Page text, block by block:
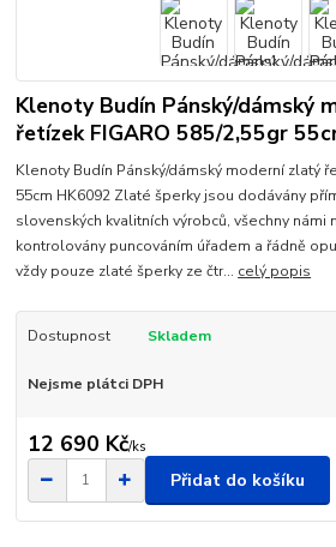
Klenoty Budín Pánský/dámský
řetízek FIGARO 585/2,55gr
Klenoty Budín Pánský/dámský moderní zlatý
55cm HK6092 Zlaté šperky jsou dodávány
slovenských kvalitních výrobců, všechny námi
kontrolovány puncováním úřadem a řádně
vždy pouze zlaté šperky ze čtr... celý popis
Dostupnost Skladem
Nejsme plátci DPH
12 690 Kč/ks
Přidat do košíku